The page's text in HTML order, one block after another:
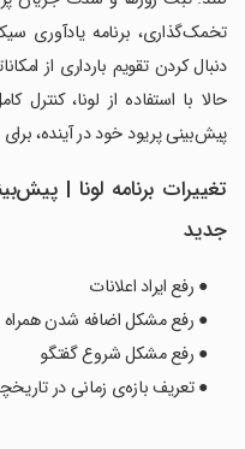
دنبال کردن تقویم بارداری از
حالا با استفاده از لونا،
پیش‌بینی پریود خود در آینده،
تغییرات برنامه لونا |
جدید
● رفع ایراد اعلانات
● رفع مشکل اضافه شدن همراه
● رفع مشکل شروع گفتگو
● تعریف بازه‌ی زمانی در